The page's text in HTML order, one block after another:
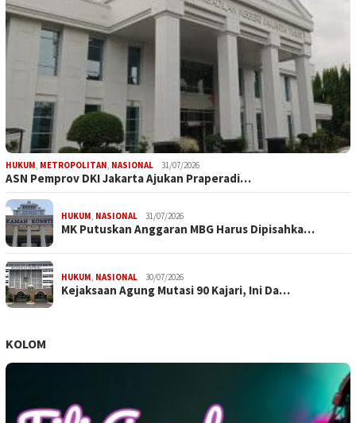
HUKUM, METROPOLITAN, NASIONAL 31/07/2026
ASN Pemprov DKI Jakarta Ajukan Praperadi…
HUKUM, NASIONAL 31/07/2026
MK Putuskan Anggaran MBG Harus Dipisahka…
HUKUM, NASIONAL 30/07/2026
Kejaksaan Agung Mutasi 90 Kajari, Ini Da…
KOLOM